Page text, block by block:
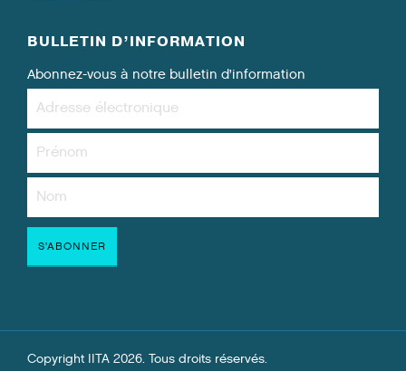
BULLETIN D’INFORMATION
Abonnez-vous à notre bulletin d’information
Copyright IITA 2026. Tous droits réservés.